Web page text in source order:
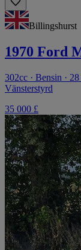
Billingshurst
1970 Ford
302cc · Bensin ·
Vänsterstyrd
35 000 £